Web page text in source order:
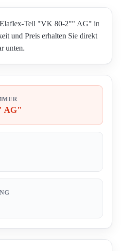
Elaflex-Teil "VK 80-2"" AG" in
und Preis erhalten Sie direkt
unten.
AG"